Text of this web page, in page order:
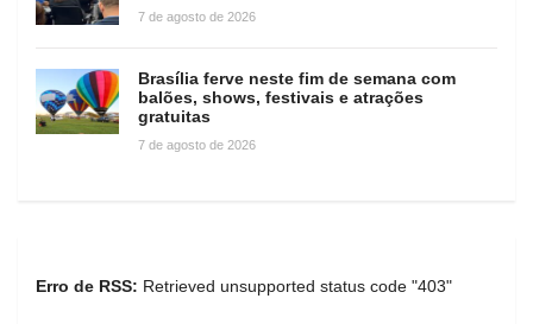
7 de agosto de 2026
Brasília ferve neste fim de semana com
balões, shows, festivais e atrações
gratuitas
7 de agosto de 2026
Erro de RSS: Retrieved unsupported status code "403"